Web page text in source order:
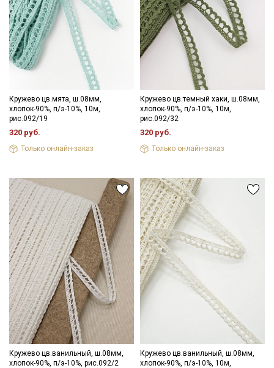
Кружево цв.мята, ш.08мм,
хлопок-90%, п/э-10%, 10м,
рис.092/19
320 руб.
Только онлайн-заказ
Кружево цв.темный хаки, ш.08мм,
хлопок-90%, п/э-10%, 10м,
рис.092/32
320 руб.
Только онлайн-заказ
Кружево цв.ванильный, ш.08мм,
хлопок-90%, п/э-10%, рис.092/2
Кружево цв.ванильный, ш.08мм,
хлопок-90%, п/э-10%, 10м,
Секретная рассылка от Купава
Мы публикуем здесь дополнительные
промокоды и скидки до 30% на узкие
категории тканей
Электронная почта
Подписаться
Ознакомлен(а) сПолитикой обработки персональных
данныхи даюСогласие на обработку персональных
данных
ДаюСогласие на получение рекламных и
информационных рассылок